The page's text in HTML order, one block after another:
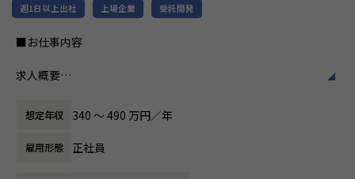
週1日以上出社 上場企業 受託開発
■お仕事内容
求人概要
当社は「メーカー」や「自治体」を主要顧客としており、メ
ーカー向けWEBシステムや行政向け総合システムといった、
専門システムを取り扱うことが多くあります。
想定年収 340 〜 490 万円／年
雇用形態 正社員